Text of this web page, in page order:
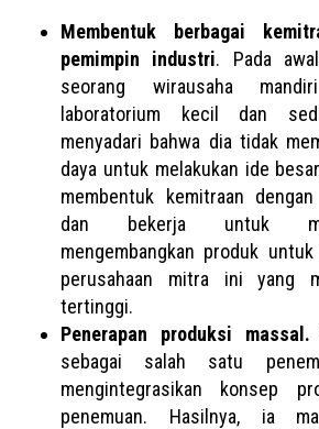
Membentuk berbagai
pemimpin industri. Pada
seorang wirausaha
laboratorium kecil dan
menyadari bahwa dia tidak
daya untuk melakukan ide
membentuk kemitraan
dan bekerja untuk
mengembangkan produk
perusahaan mitra ini yang
tertinggi.
Penerapan produksi massal.
sebagai salah satu
mengintegrasikan konsep
penemuan. Hasilnya, ia